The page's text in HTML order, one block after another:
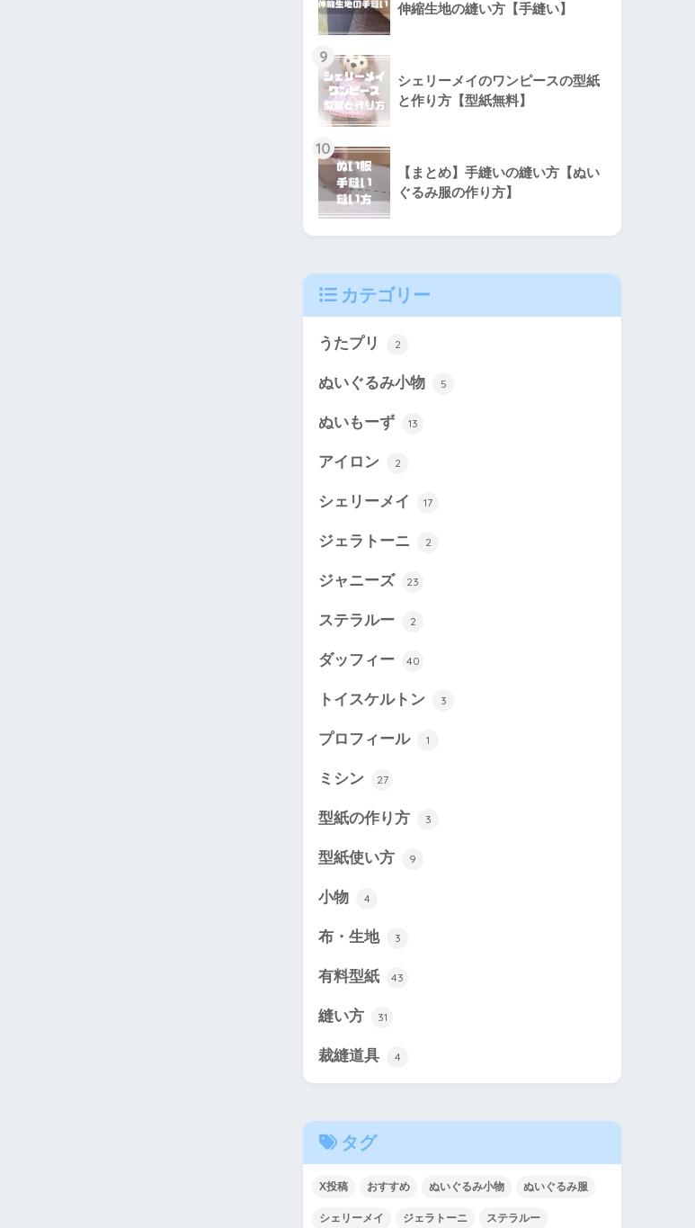
伸縮生地の縫い方【手縫い】
9
シェリーメイのワンピースの型紙
と作り方【型紙無料】
10
【まとめ】手縫いの縫い方【ぬい
ぐるみ服の作り方】
カテゴリー
うたプリ 2
ぬいぐるみ小物 5
ぬいもーず 13
アイロン 2
シェリーメイ 17
ジェラトーニ 2
ジャニーズ 23
ステラルー 2
ダッフィー 40
トイスケルトン 3
プロフィール 1
ミシン 27
型紙の作り方 3
型紙使い方 9
小物 4
布・生地 3
有料型紙 43
縫い方 31
裁縫道具 4
タグ
X投稿 おすすめ ぬいぐるみ小物 ぬいぐるみ服
シェリーメイ ジェラトーニ ステラルー